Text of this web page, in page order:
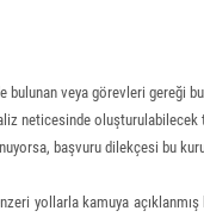
veya görevleri gereği
neticesinde
başvuru dilekçesi bu
yollarla kamuya